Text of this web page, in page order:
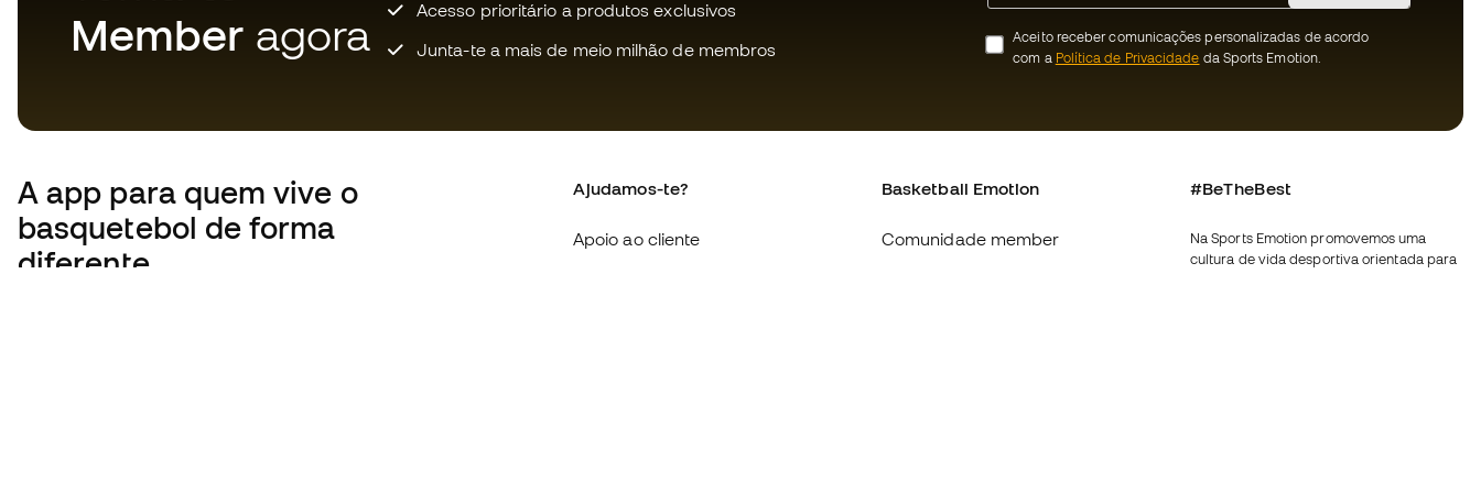
Member agora
Acesso prioritário a produtos exclusivos
Junta-te a mais de meio milhão de membros
Aceito receber comunicações personalizadas de acordo
com a Política de Privacidade da Sports Emotion.
A app para quem vive o
basquetebol de forma
diferente.
Ajudamos-te?
Apoio ao cliente
Basketball Emotion
Comunidade member
#BeTheBest
Na Sports Emotion promovemos uma
cultura de vida desportiva orientada para